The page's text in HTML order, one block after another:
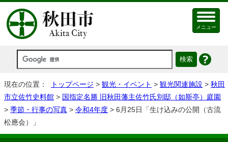
メニュー
現在の位置： トップページ > 観光・イベント > 観光関連施設 > 秋田
市立佐竹史料館 > 国指定名勝 旧秋田藩主佐竹氏別邸（如斯亭）庭園
> 季節・行事の写真 > 令和4年度 > 6月25日「生け込みの公開（古流
松應会）」